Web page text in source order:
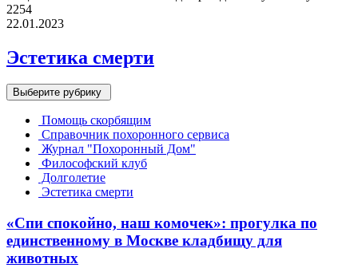
2254
22.01.2023
Эстетика смерти
Выберите рубрику
Помощь скорбящим
Справочник похоронного сервиса
Журнал "Похоронный Дом"
Философский клуб
Долголетие
Эстетика смерти
«Спи спокойно, наш комочек»: прогулка по
единственному в Москве кладбищу для
животных